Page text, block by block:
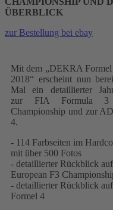
ÜBERBLICK
zur Bestellung bei ebay
Mit dem „DEKRA
2018“ erscheint nun
Mal ein detaillierter
zur FIA Formula 3
Championship und zur
4.
- 114 Farbseiten im
mit über 500 Fotos
- detaillierter Rückblick
European F3
- detaillierter Rückblick
Formel 4